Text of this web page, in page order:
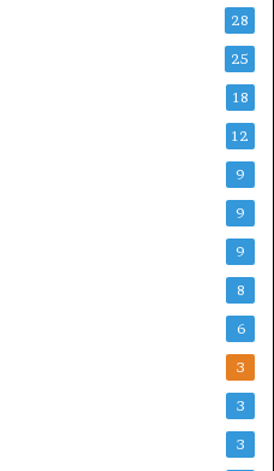
28
25
18
12
9
9
9
8
6
3
3
3